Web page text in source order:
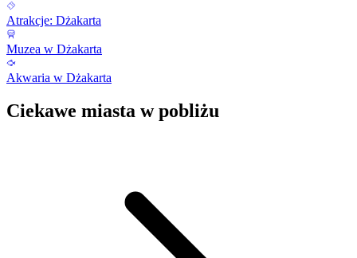
Atrakcje: Dżakarta
Muzea w Dżakarta
Akwaria w Dżakarta
Ciekawe miasta w pobliżu